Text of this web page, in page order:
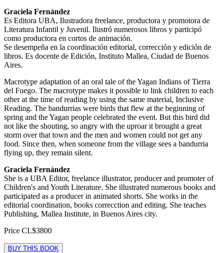
Graciela Fernández
Es Editora UBA, Ilustradora freelance, productora y promotora de
Literatura Infantil y Juvenil. Ilustró numerosos libros y participó
como productora en cortos de animación.
Se desempeña en la coordinación editorial, corrección y edición de
libros. Es docente de Edición, Instituto Mallea, Ciudad de Buenos
Aires.
Macrotype adaptation of an oral tale of the Yagan Indians of Tierra
del Fuego. The macrotype makes it possible to link children to each
other at the time of reading by using the same material, Inclusive
Reading. The bandurrias were birds that flew at the beginning of
spring and the Yagan people celebrated the event. But this bird did
not like the shouting, so angry with the uproar it brought a great
storm over that town and the men and women could not get any
food. Since then, when someone from the village sees a bandurria
flying up, they remain silent.
Graciela Fernández
She is a UBA Editor, freelance illustrator, producer and promoter of
Children's and Youth Literature. She illustrated numerous books and
participated as a producer in animated shorts. She works in the
editorial coordination, books correcction and editing. She teaches
Publishing, Mallea Institute, in Buenos Aires city.
Price CL$3800
BUY THIS BOOK